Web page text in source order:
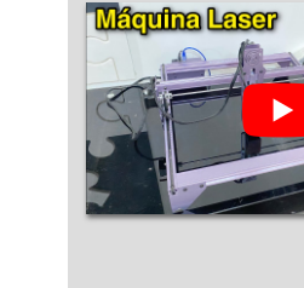
que preza pela segurança
o segmento de
máquinas e
objetivo é garantir
desenvolvimento no
qualidade para os
QUALIDADE NO